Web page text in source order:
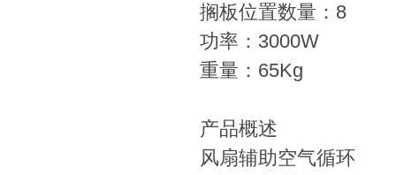
搁板位置数量：8
功率：3000W
重量：65Kg
产品概述
风扇辅助空气循环